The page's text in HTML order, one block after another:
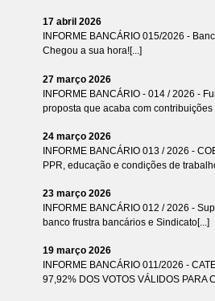
17 abril 2026
INFORME BANCÁRIO 015/2026 -
Chegou a sua hora![...]
27 março 2026
INFORME BANCÁRIO - 014 / 2026 -
proposta que acaba com
24 março 2026
INFORME BANCÁRIO 013 / 2026 -
PPR, educação e condições de
23 março 2026
INFORME BANCÁRIO 012 / 2026 -
banco frustra bancários e Sindicato[...]
19 março 2026
INFORME BANCÁRIO 011/2026 -
97,92% DOS VOTOS VÁLIDOS PARA